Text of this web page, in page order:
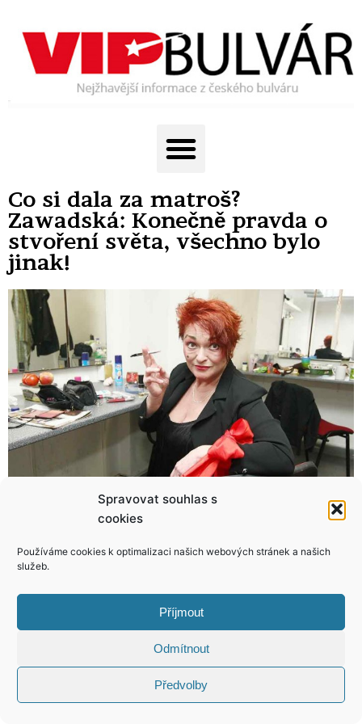
Spravovat souhlas s
cookies
Používáme cookies k optimalizaci našich webových stránek a našich
služeb.
Příjmout
Odmítnout
Předvolby
Co si dala za matroš?
Zawadská: Konečně pravda o
stvoření světa, všechno bylo
jinak!
KONTAKT
Copyright © 2026 VIP Bulvár, All Rights
Reserved